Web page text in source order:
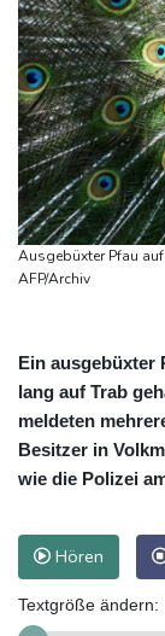
Ausgebüxter Pfau
AFP/Archiv
Ein ausgebüxter
lang auf Trab
meldeten
Besitzer in
wie die Polizei
Hören
Textgröße ändern: